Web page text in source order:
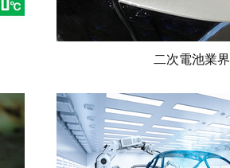
二次電池業界